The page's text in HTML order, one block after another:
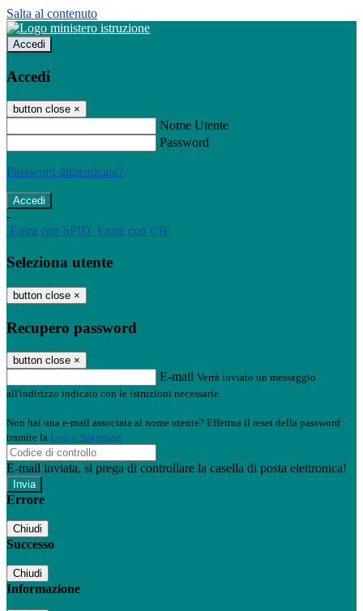
Salta al contenuto
Accedi
Accedi
button close ×
Nome Utente
Password
Password dimenticata?
-
Entra con SPID Entra con CIE
Seleziona utente
button close ×
Recupero password
button close ×
E-mail Verrà inviato un messaggio
all'indirizzo indicato con le istruzioni necessarie.
Non hai una e-mail associata al nome utente? Effettua il reset della password
tramite la Login Spaggiari
E-mail inviata, si prega di controllare la casella di posta elettronica!
Errore
Chiudi
Successo
Chiudi
Informazione